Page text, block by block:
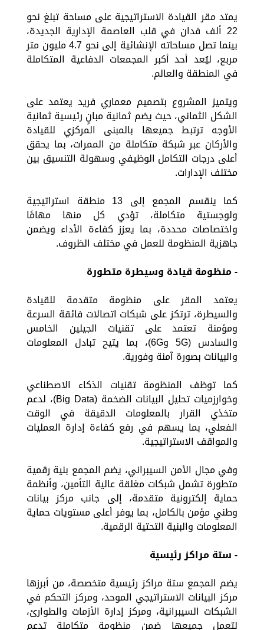
يمتد مقر القيادة الاستراتيجية على مساحة تبلغ نحو
22 ألف فدان في قلب العاصمة الإدارية الجديدة،
بينما تصل مساحاته الإنشائية إلى نحو 4.7 مليون متر
مربع، ليُعد أحد أكبر المجمعات الدفاعية المتكاملة
في المنطقة والعالم.
ويتميز المشروع بتصميم معماري فريد يعتمد على
الشكل الثماني، حيث يضم ثمانية مبانٍ رئيسية ثمانية
الأوجه ترتبط جميعها بالمبنى المركزي للقيادة
والأركان عبر شبكة متكاملة من الممرات، بما يحقق
أعلى درجات التكامل الوظيفي وسهولة التنسيق بين
مختلف الإدارات.
كما ينقسم المجمع إلى 13 منطقة استراتيجية
ولوجستية متكاملة، تؤدي كل منها مهامًا
واختصاصات محددة، بما يعزز كفاءة الأداء ويضمن
جاهزية المنظومة للعمل في مختلف الظروف.
- منظومة قيادة وسيطرة متطورة
يعتمد المقر على منظومة متقدمة للقيادة
والسيطرة، ترتكز على شبكات اتصالات فائقة السرعة
ومؤمنة تعتمد على تقنيات الجيلين الخامس
والسادس (5G و6G)، بما يتيح تبادل المعلومات
والبيانات بصورة آمنة وفورية.
كما توظف المنظومة تقنيات الذكاء الاصطناعي
وخوارزميات تحليل البيانات الضخمة (Big Data)، لدعم
متخذي القرار بالمعلومات الدقيقة في الوقت
الفعلي، بما يسهم في رفع كفاءة إدارة العمليات
والمواقف الاستراتيجية.
وفي مجال الأمن السيبراني، يضم المجمع بنية رقمية
متطورة تشمل شبكات مغلقة عالية التأمين، وأنظمة
حماية إلكترونية متقدمة، إلى جانب مركز بيانات
وطني مؤمن بالكامل، بما يوفر أعلى مستويات حماية
المعلومات والبنية التحتية الرقمية.
- ستة مراكز رئيسية
يضم المجمع ستة مراكز رئيسية متخصصة، من أبرزها
مركز البيانات الاستراتيجي الموحد، ومركز التحكم في
الشبكات السيبرانية، ومركز إدارة الأزمات والطوارئ،
لتعمل جميعها ضمن منظومة متكاملة تدعم